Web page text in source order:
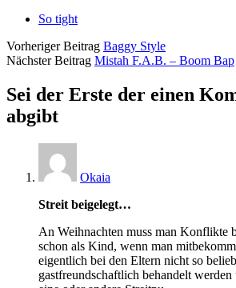
So tight
Vorheriger Beitrag Baggy Style
Nächster Beitrag Mistah F.A.B. – Boom Bap
Sei der Erste der einen
abgibt
Okaia
Streit beigelegt…
An Weihnachten muss man Konflikte
schon als Kind, wenn man
eigentlich bei den Eltern nicht so
gastfreundschaftlich behandelt